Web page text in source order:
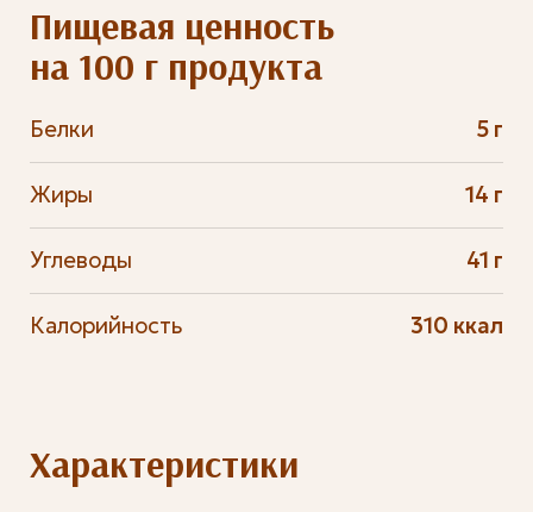
Пищевая ценность
на 100 г продукта
Белки 5 г
Жиры 14 г
Углеводы 41 г
Калорийность 310 ккал
Характеристики